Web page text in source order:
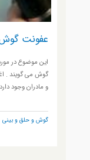
عفونت
این موضوع در
گوش می گویند .
و مادران وجود
گوش و حلق و بینی